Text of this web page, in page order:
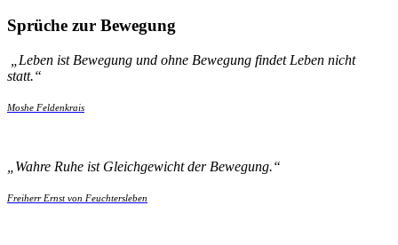
Sprüche zur Bewegung
Leben ist Bewegung und ohne Bewegung findet Leben nicht
statt.“
Moshe Feldenkrais
Wahre Ruhe ist Gleichgewicht der Bewegung.“
Freiherr Ernst von Feuchtersleben